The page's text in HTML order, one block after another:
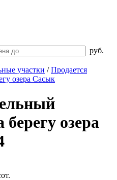
руб.
участки /Продается
озера Сасык
берегу озера